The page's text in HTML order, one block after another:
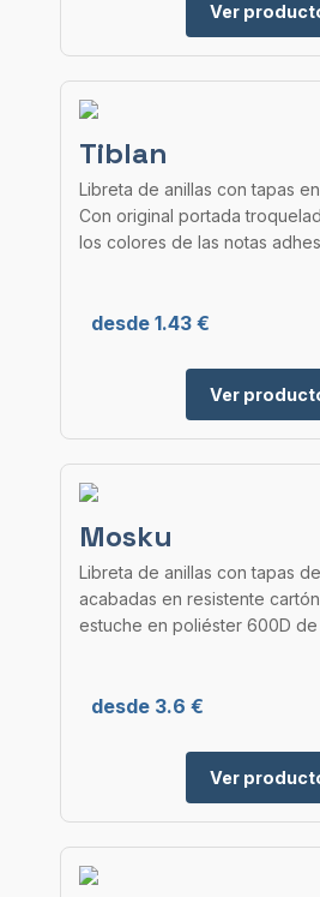
Ver
Tiblan
Libreta de anillas con tapas
Con original portada
los colores de las notas
desde 1.43 €
Ver
Mosku
Libreta de anillas con tapas
acabadas en resistente
estuche en poliéster 600D de
desde 3.6 €
Ver